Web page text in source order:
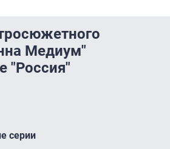
Медиум"
"Россия"
серии